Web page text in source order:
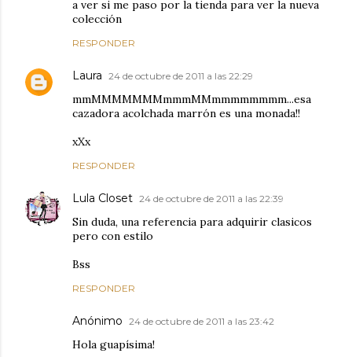
a ver si me paso por la tienda para ver la nueva
colección
RESPONDER
Laura 24 de octubre de 2011 a las 22:29
mmMMMMMMMmmmMMmmmmmmmm...esa
cazadora acolchada marrón es una monada!!
xXx
RESPONDER
Lula Closet 24 de octubre de 2011 a las 22:39
Sin duda, una referencia para adquirir clasicos
pero con estilo
Bss
RESPONDER
Anónimo 24 de octubre de 2011 a las 23:42
Hola guapísima!